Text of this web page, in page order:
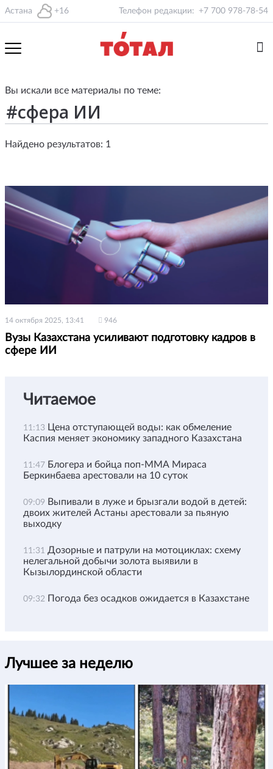
Астана +16 Телефон редакции: +7 700 978-78-54
Вы искали все материалы по теме:
Найдено результатов: 1
14 октября 2025, 13:41 946
Вузы Казахстана усиливают подготовку кадров в
сфере ИИ
Читаемое
11:13 Цена отступающей воды: как обмеление
Каспия меняет экономику западного Казахстана
11:47 Блогера и бойца поп-ММА Мираса
Беркинбаева арестовали на 10 суток
09:09 Выпивали в луже и брызгали водой в детей:
двоих жителей Астаны арестовали за пьяную
выходку
11:31 Дозорные и патрули на мотоциклах: схему
нелегальной добычи золота выявили в
Кызылординской области
09:32 Погода без осадков ожидается в Казахстане
Лучшее за неделю